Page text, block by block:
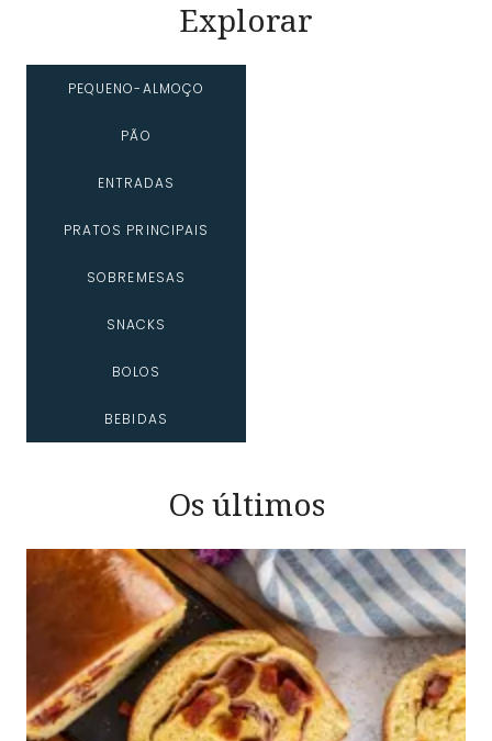
Explorar
PEQUENO-ALMOÇO
PÃO
ENTRADAS
PRATOS PRINCIPAIS
SOBREMESAS
SNACKS
BOLOS
BEBIDAS
Os últimos